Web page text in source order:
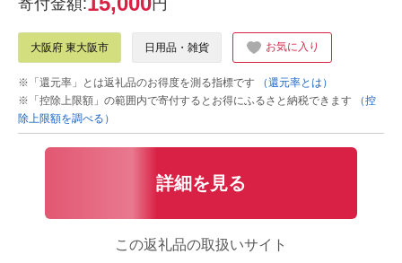
寄付金額: 円
大阪府 東大阪市 日用品・雑貨 お気に入り
※「還元率」とは返礼品のお得度を測る指標です
（還元率とは）
※「控除上限額」の範囲内で寄付するとお得にふるさと納税できます
（控
除上限額を調べる）
詳細を見る
この返礼品の取扱いサイト